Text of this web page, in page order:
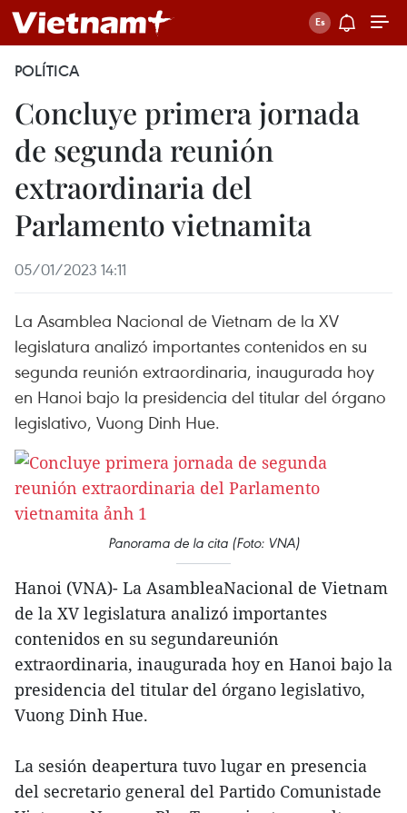
POLÍTICA
Concluye primera jornada
de segunda reunión
extraordinaria del
Parlamento vietnamita
05/01/2023 14:11
La Asamblea Nacional de Vietnam de la XV
legislatura analizó importantes contenidos en su
segunda reunión extraordinaria, inaugurada hoy
en Hanoi bajo la presidencia del titular del órgano
legislativo, Vuong Dinh Hue.
Panorama de la cita (Foto: VNA)
Hanoi (VNA)- La AsambleaNacional de Vietnam
de la XV legislatura analizó importantes
contenidos en su segundareunión
extraordinaria, inaugurada hoy en Hanoi bajo la
presidencia del titular del órgano legislativo,
Vuong Dinh Hue.
La sesión deapertura tuvo lugar en presencia
del secretario general del Partido Comunistade